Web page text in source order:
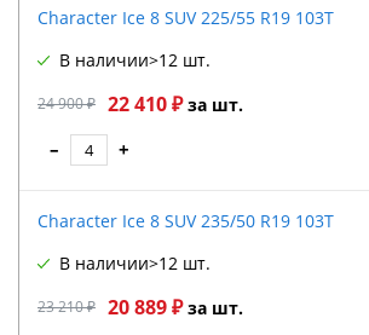
Character Ice 8 SUV 225/55 R19 103T
24 900 ₽ 22 410 ₽за шт.
В наличии>12 шт.
– +
Character Ice 8 SUV 235/50 R19 103T
23 210 ₽ 20 889 ₽за шт.
В наличии>12 шт.